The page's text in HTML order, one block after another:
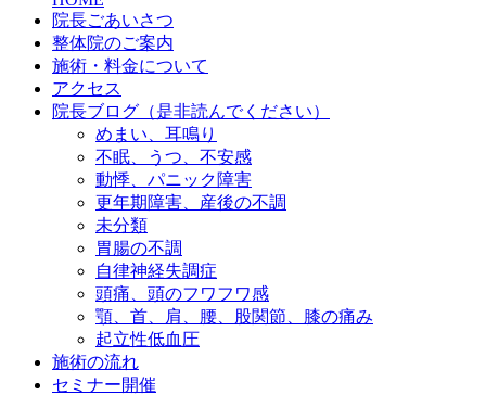
院長ごあいさつ
整体院のご案内
施術・料金について
アクセス
院長ブログ（是非読んでください）
めまい、耳鳴り
不眠、うつ、不安感
動悸、パニック障害
更年期障害、産後の不調
未分類
胃腸の不調
自律神経失調症
頭痛、頭のフワフワ感
顎、首、肩、腰、股関節、膝の痛み
起立性低血圧
施術の流れ
セミナー開催